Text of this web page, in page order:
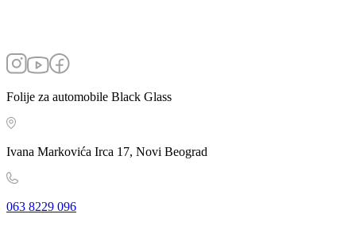
Folije za automobile Black Glass
Ivana Markovića Irca 17, Novi Beograd
063 8229 096